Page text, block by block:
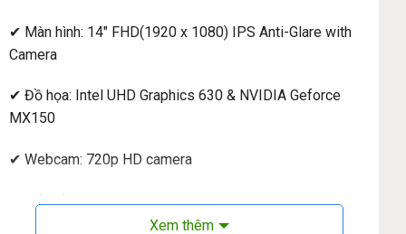
✔ Màn hình: 14″ FHD(1920 x 1080) IPS Anti-Glare with
Camera
✔ Đồ họa: Intel UHD Graphics 630 & NVIDIA Geforce
MX150
✔ Webcam: 720p HD camera
✔ Kết nối: 1 USB Type C™ 3.1 Gen 2 with Power Delivery
(Optional Thunderbolt™3), 3 USB 3.1 Gen 1 (one with
Xem thêm